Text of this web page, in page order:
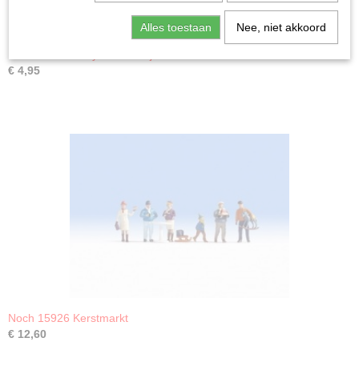
€ 4,95
Noch 15926 Kerstmarkt
€ 12,60
Alles toestaan Nee, niet akkoord